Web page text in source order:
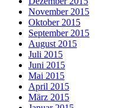
November 2015
Oktober 2015
September 2015
August 2015
Juli 2015
Juni 2015
Mai 2015
April 2015
März 2015